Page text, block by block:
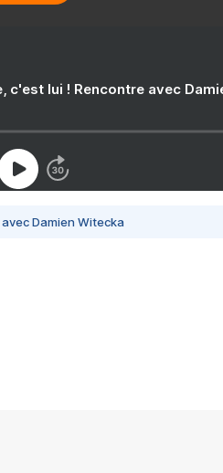
c'est lui ! Rencontre avec
Damien Witecka